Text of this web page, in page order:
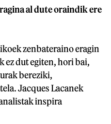
al dute oraindik ere
zenbateraino eragin
ez dut egiten, hori bai,
bereziki,
Jacques Lacanek
inspira